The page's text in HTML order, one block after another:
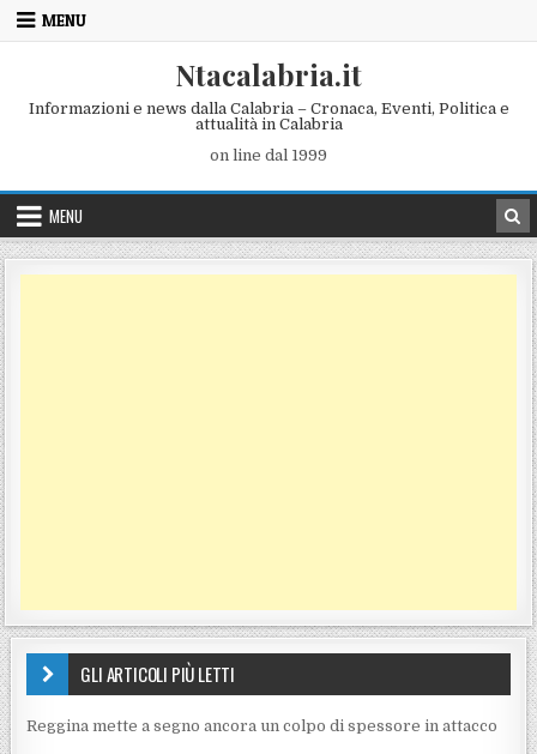
Skip to content
MENU
Ntacalabria.it
Informazioni e news dalla Calabria – Cronaca, Eventi, Politica e
attualità in Calabria
on line dal 1999
MENU
GLI ARTICOLI PIÙ LETTI
Reggina mette a segno ancora un colpo di spessore in attacco